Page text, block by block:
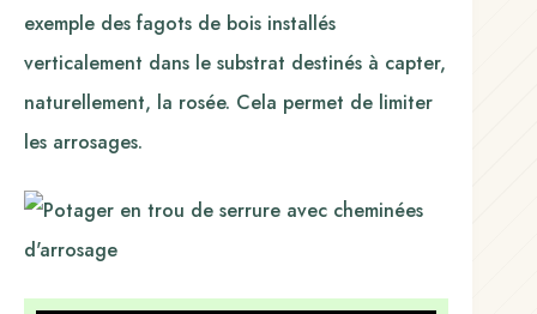
exemple des fagots de bois installés
verticalement dans le substrat destinés à capter,
naturellement, la rosée. Cela permet de limiter
les arrosages.